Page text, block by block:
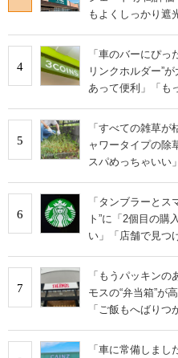
もよくしっかり遮
4
「車のバーにぴ
リンクホルダー”
あって便利」「も
5
「すべての雑草
ャワータイプの除
スパめっちゃいい」
6
「タンブラーと
ト”に「2個目の購
い」「店舗で見つ
7
「もうパッキン
モスの“弁当箱”が
「ご飯もへばりつ
「車に常備しま